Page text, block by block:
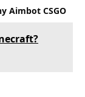
Aimbot CSGO